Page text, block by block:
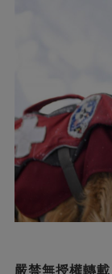
嚴禁無授權轉